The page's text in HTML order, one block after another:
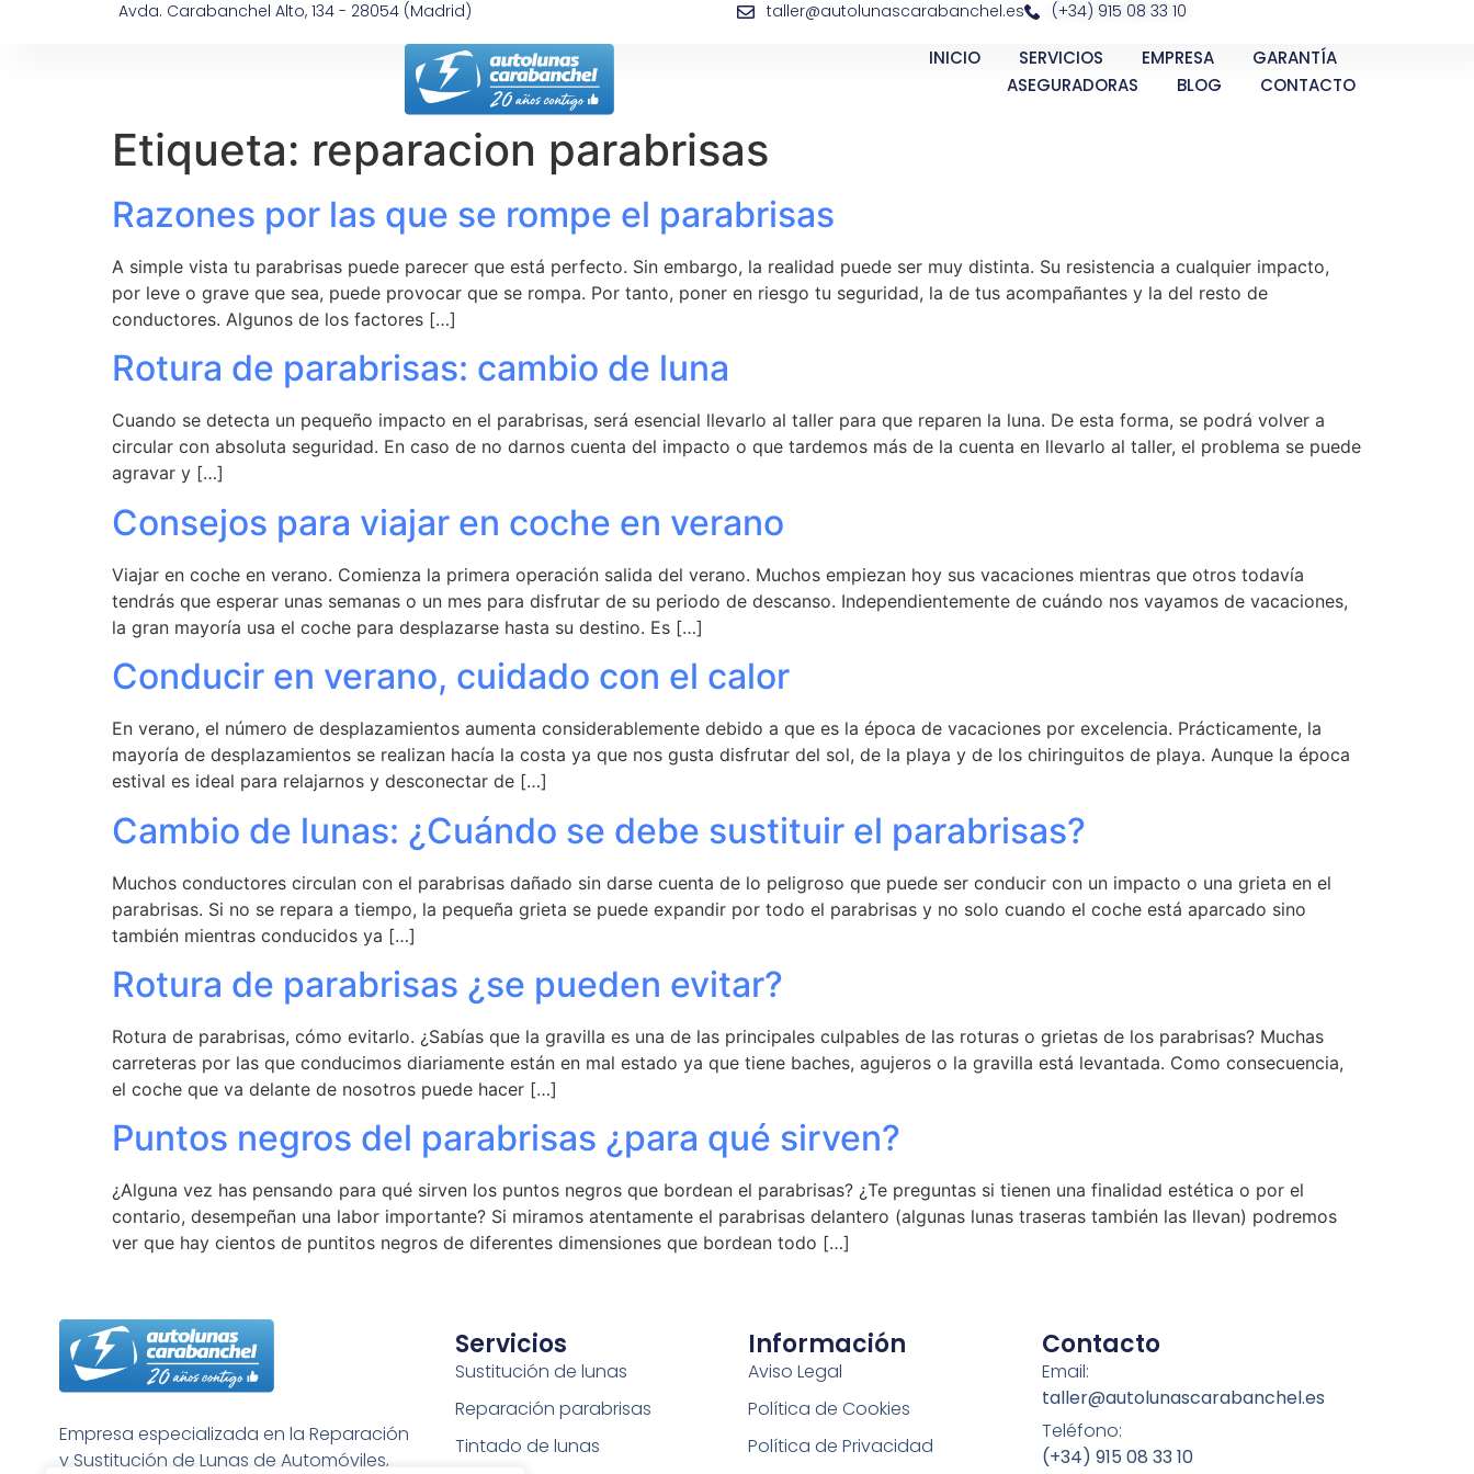
Avda. Carabanchel Alto, 134 - 28054 (Madrid) taller@autolunascarabanchel.es (+34) 915 08 33 10
INICIO SERVICIOS EMPRESA
GARANTÍA
ASEGURADORAS
BLOG CONTACTO
Etiqueta: reparacion parabrisas
Razones por las que se rompe el parabrisas
A simple vista tu parabrisas puede parecer que está perfecto. Sin embargo, la realidad puede ser muy distinta. Su resistencia a cualquier impacto,
por leve o grave que sea, puede provocar que se rompa. Por tanto, poner en riesgo tu seguridad, la de tus acompañantes y la del resto de
conductores. Algunos de los factores […]
Rotura de parabrisas: cambio de luna
Cuando se detecta un pequeño impacto en el parabrisas, será esencial llevarlo al taller para que reparen la luna. De esta forma, se podrá volver a
circular con absoluta seguridad. En caso de no darnos cuenta del impacto o que tardemos más de la cuenta en llevarlo al taller, el problema se puede
agravar y […]
Consejos para viajar en coche en verano
Viajar en coche en verano. Comienza la primera operación salida del verano. Muchos empiezan hoy sus vacaciones mientras que otros todavía
tendrás que esperar unas semanas o un mes para disfrutar de su periodo de descanso. Independientemente de cuándo nos vayamos de vacaciones,
la gran mayoría usa el coche para desplazarse hasta su destino. Es […]
Conducir en verano, cuidado con el calor
En verano, el número de desplazamientos aumenta considerablemente debido a que es la época de vacaciones por excelencia. Prácticamente, la
mayoría de desplazamientos se realizan hacía la costa ya que nos gusta disfrutar del sol, de la playa y de los chiringuitos de playa. Aunque la época
estival es ideal para relajarnos y desconectar de […]
Cambio de lunas: ¿Cuándo se debe sustituir el parabrisas?
Muchos conductores circulan con el parabrisas dañado sin darse cuenta de lo peligroso que puede ser conducir con un impacto o una grieta en el
parabrisas. Si no se repara a tiempo, la pequeña grieta se puede expandir por todo el parabrisas y no solo cuando el coche está aparcado sino
también mientras conducidos ya […]
Rotura de parabrisas ¿se pueden evitar?
Rotura de parabrisas, cómo evitarlo. ¿Sabías que la gravilla es una de las principales culpables de las roturas o grietas de los parabrisas? Muchas
carreteras por las que conducimos diariamente están en mal estado ya que tiene baches, agujeros o la gravilla está levantada. Como consecuencia,
el coche que va delante de nosotros puede hacer […]
Puntos negros del parabrisas ¿para qué sirven?
¿Alguna vez has pensando para qué sirven los puntos negros que bordean el parabrisas? ¿Te preguntas si tienen una finalidad estética o por el
contario, desempeñan una labor importante? Si miramos atentamente el parabrisas delantero (algunas lunas traseras también las llevan) podremos
ver que hay cientos de puntitos negros de diferentes dimensiones que bordean todo […]
Empresa especializada en la Reparación
y Sustitución de Lunas de Automóviles,
Servicios
Sustitución de lunas
Reparación parabrisas
Tintado de lunas
Información
Aviso Legal
Política de Cookies
Política de Privacidad
Contacto
Email:
taller@autolunascarabanchel.es
Teléfono:
(+34) 915 08 33 10